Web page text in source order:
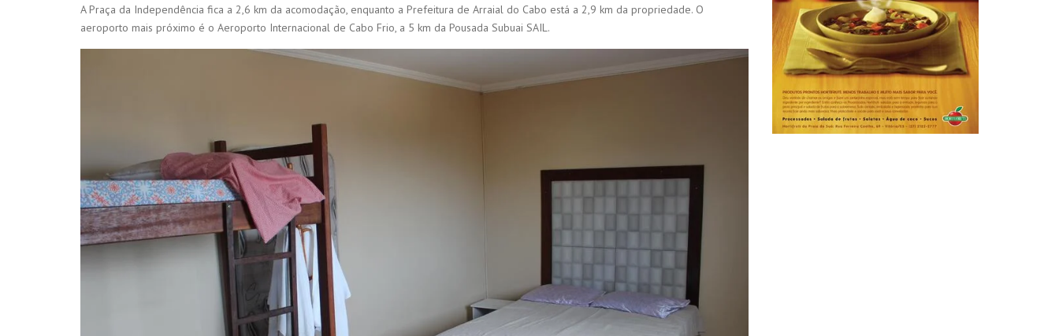
A Praça da Independência fica a 2,6 km da acomodação, enquanto a Prefeitura de Arraial do Cabo está a 2,9 km da propriedade. O
aeroporto mais próximo é o Aeroporto Internacional de Cabo Frio, a 5 km da Pousada Subuai SAIL.